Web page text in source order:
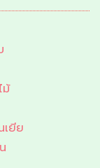
ม้
เยีย